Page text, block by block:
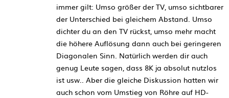
immer gilt: Umso größer der TV, umso sichtbarer
der Unterschied bei gleichem Abstand. Umso
dichter du an den TV rückst, umso mehr macht
die höhere Auflösung dann auch bei geringeren
Diagonalen Sinn. Natürlich werden dir auch
genug Leute sagen, dass 8K ja absolut nutzlos
ist usw.. Aber die gleiche Diskussion hatten wir
auch schon vom Umstieg von Röhre auf HD-